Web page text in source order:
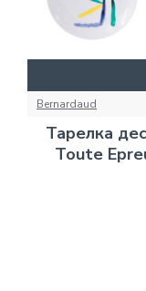
Bernardaud
Тарелка
Toute